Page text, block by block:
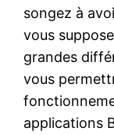
songez à
vous
grandes
vous
applications